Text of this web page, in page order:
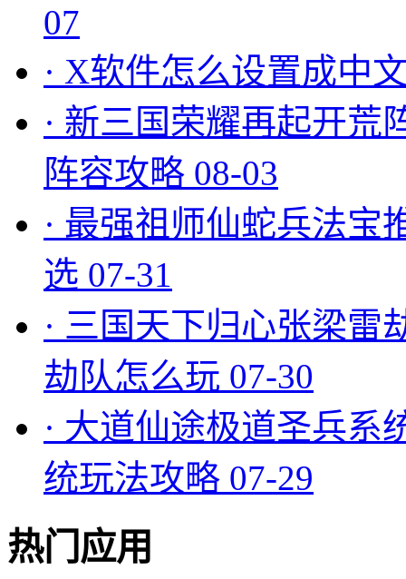
07
· X软件怎么设置成中
· 新三国荣耀再起开荒
阵容攻略 08-03
· 最强祖师仙蛇兵法宝
选 07-31
· 三国天下归心张梁雷
劫队怎么玩 07-30
· 大道仙途极道圣兵系
统玩法攻略 07-29
热门应用